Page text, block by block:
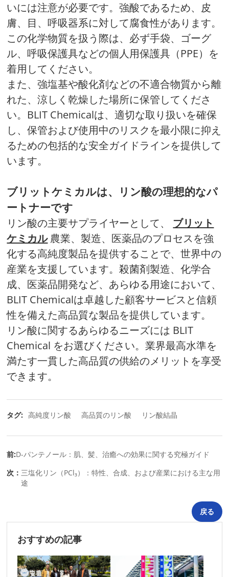
いには注意が必要です。強酸であるため、皮
膚、目、呼吸器系に対して腐食性があります。
この化学物質を扱う際は、必ず手袋、ゴーグ
ル、呼吸保護具などの個人用保護具（PPE）を
着用してください。
また、強塩基や酸化剤などの不適合物質から離
れた、涼しく乾燥した場所に保管してくださ
い。BLIT Chemicalは、適切な取り扱いを確保
し、保管および使用中のリスクを最小限に抑え
るための包括的な安全ガイドラインを提供して
います。
ブリットケミカルは、リン酸の理想的なパ
ートナーです
リン酸の主要サプライヤーとして、 ブリット
ケミカル農業、製造、医薬品のプロセスを強
化する高純度製品を提供することで、世界中の
産業を支援しています。殺菌剤製造、化学合
成、医薬品開発など、あらゆる用途において、
BLIT Chemicalは卓越した顧客サービスと信頼
性を備えた高品質な製品を提供しています。
リン酸に関するあらゆるニーズには BLIT
Chemical をお選びください。業界最高水準を
満たす一貫した高品質の供給のメリットを享受
できます。
タグ: 高純度リン酸 高品質のリン酸 リン酸結晶
前:D-パンテノール：肌、髪、治癒への効果に関する究極ガイド
次：三塩化リン（PCl₃）：特性、合成、および産業における主な用
途
戻る
おすすめの記事